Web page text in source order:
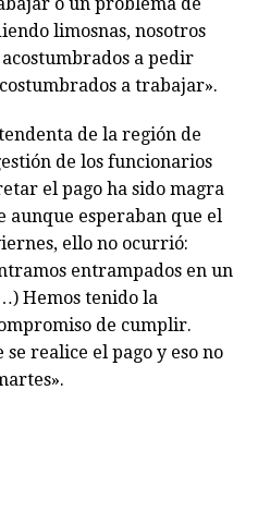
limosnas, nosotros
a pedir
a trabajar».
de la región de
de los funcionarios
el pago ha sido magra
aunque esperaban que el
ello no ocurrió:
entrampados en un
Hemos tenido la
de cumplir.
realice el pago y eso no